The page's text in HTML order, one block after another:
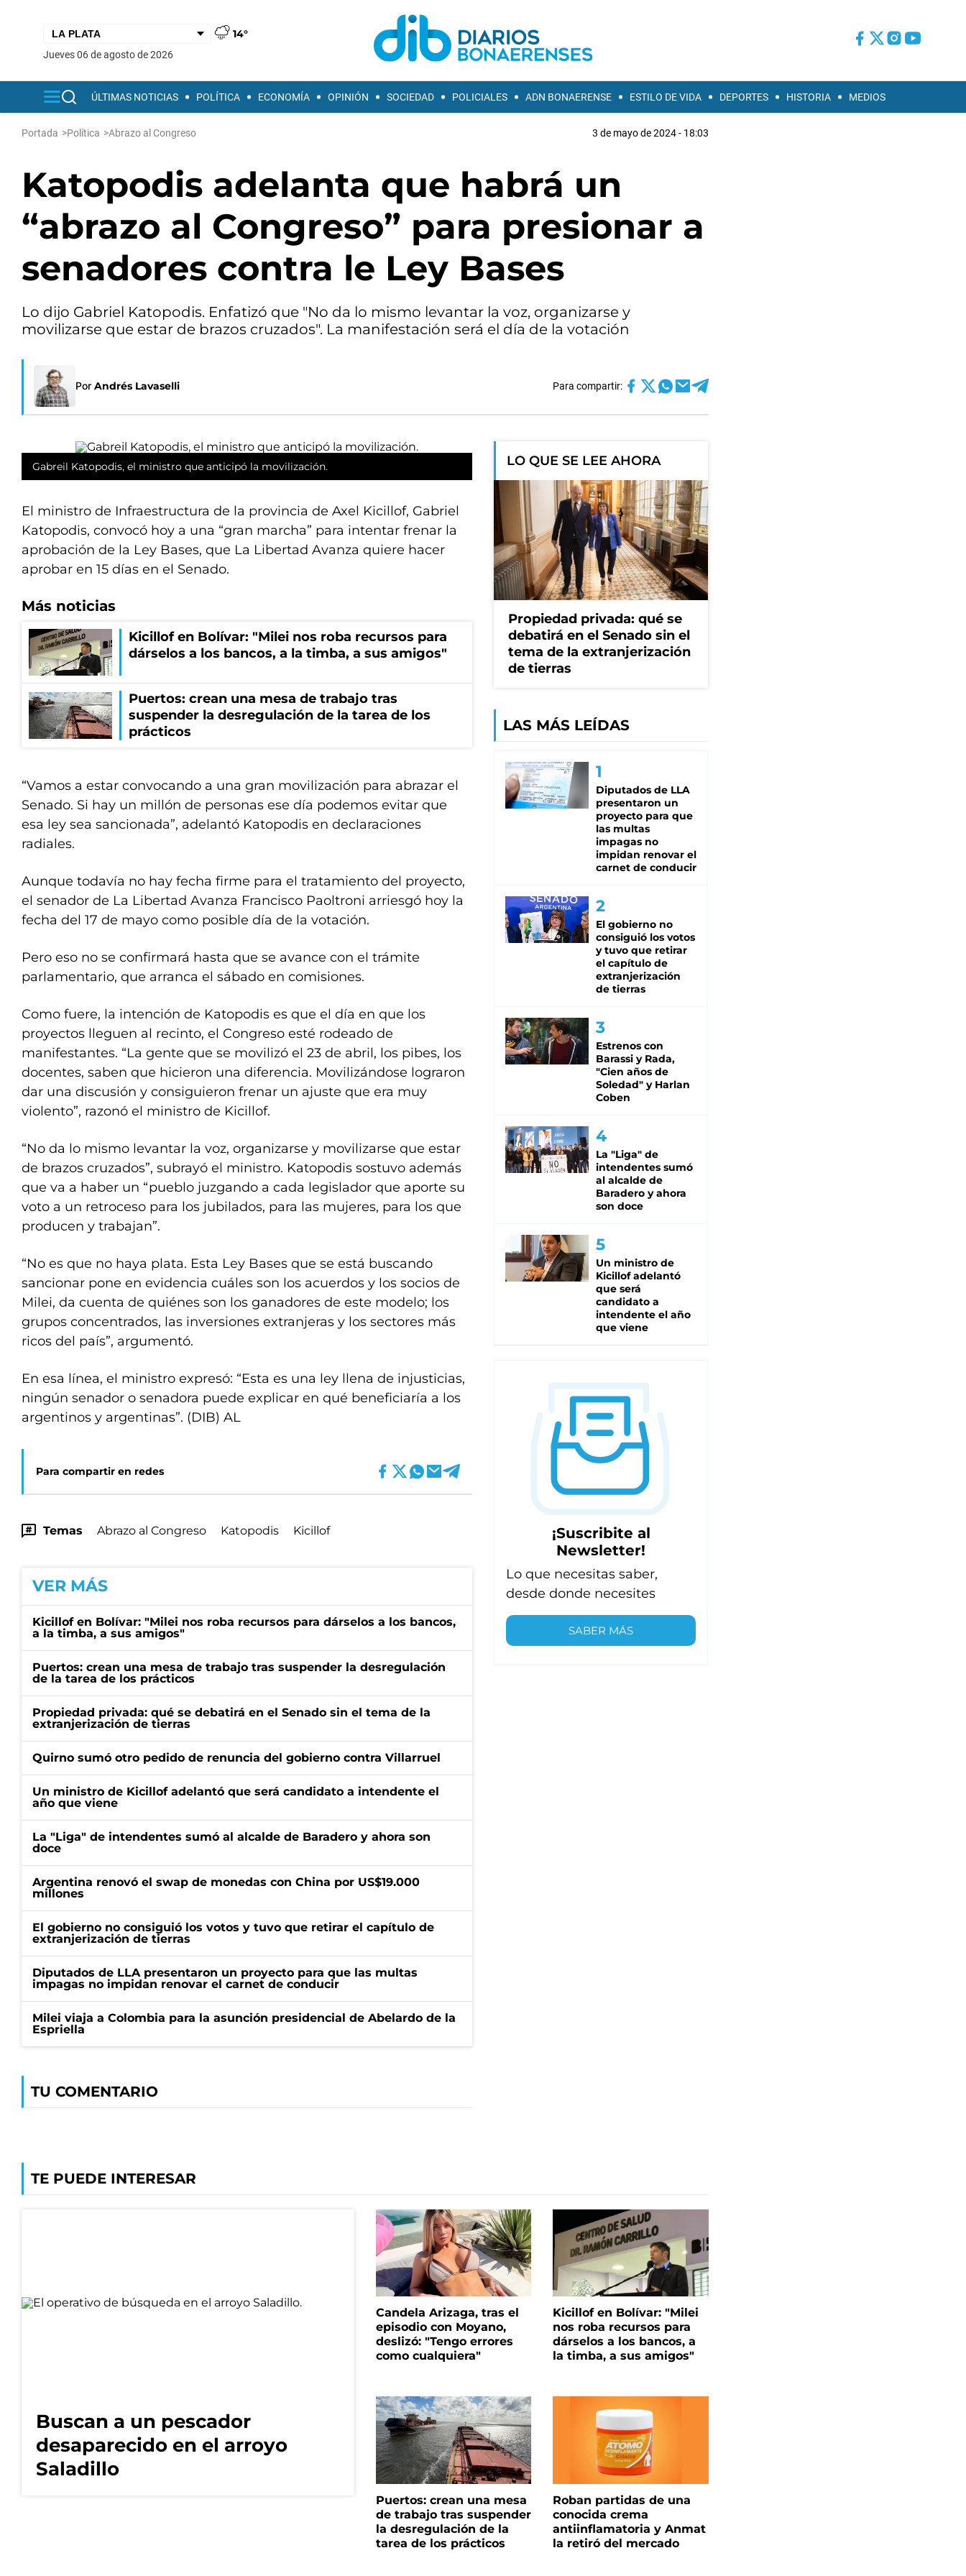
14°
jueves 06 de agosto de 2026
ÚLTIMAS NOTICIAS POLÍTICA ECONOMÍA OPINIÓN SOCIEDAD POLICIALES ADN BONAERENSE ESTILO DE VIDA DEPORTES HISTORIA MEDIOS
Portada >Política >Abrazo al Congreso 3 de mayo de 2024 - 18:03
Katopodis adelanta que habrá un
“abrazo al Congreso” para presionar a
senadores contra le Ley Bases
Lo dijo Gabriel Katopodis. Enfatizó que "No da lo mismo levantar la voz, organizarse y
movilizarse que estar de brazos cruzados". La manifestación será el día de la votación
Por Andrés Lavaselli Para compartir:
Gabreil Katopodis, el ministro que anticipó la movilización.
El ministro de Infraestructura de la provincia de Axel Kicillof, Gabriel
Katopodis, convocó hoy a una “gran marcha” para intentar frenar la
aprobación de la Ley Bases, que La Libertad Avanza quiere hacer
aprobar en 15 días en el Senado.
Más noticias
Kicillof en Bolívar: "Milei nos roba recursos para
dárselos a los bancos, a la timba, a sus amigos"
Puertos: crean una mesa de trabajo tras
suspender la desregulación de la tarea de los
prácticos
“Vamos a estar convocando a una gran movilización para abrazar el
Senado. Si hay un millón de personas ese día podemos evitar que
esa ley sea sancionada”, adelantó Katopodis en declaraciones
radiales.
Aunque todavía no hay fecha firme para el tratamiento del proyecto,
el senador de La Libertad Avanza Francisco Paoltroni arriesgó hoy la
fecha del 17 de mayo como posible día de la votación.
Pero eso no se confirmará hasta que se avance con el trámite
parlamentario, que arranca el sábado en comisiones.
Como fuere, la intención de Katopodis es que el día en que los
proyectos lleguen al recinto, el Congreso esté rodeado de
manifestantes. “La gente que se movilizó el 23 de abril, los pibes, los
docentes, saben que hicieron una diferencia. Movilizándose lograron
dar una discusión y consiguieron frenar un ajuste que era muy
violento”, razonó el ministro de Kicillof.
“No da lo mismo levantar la voz, organizarse y movilizarse que estar
de brazos cruzados”, subrayó el ministro. Katopodis sostuvo además
que va a haber un “pueblo juzgando a cada legislador que aporte su
voto a un retroceso para los jubilados, para las mujeres, para los que
producen y trabajan”.
“No es que no haya plata. Esta Ley Bases que se está buscando
sancionar pone en evidencia cuáles son los acuerdos y los socios de
Milei, da cuenta de quiénes son los ganadores de este modelo; los
grupos concentrados, las inversiones extranjeras y los sectores más
ricos del país”, argumentó.
En esa línea, el ministro expresó: “Esta es una ley llena de injusticias,
ningún senador o senadora puede explicar en qué beneficiaría a los
argentinos y argentinas”. (DIB) AL
Para compartir en redes
Temas Abrazo al Congreso Katopodis Kicillof
VER MÁS
Kicillof en Bolívar: "Milei nos roba recursos para dárselos a los bancos,
a la timba, a sus amigos"
Puertos: crean una mesa de trabajo tras suspender la desregulación
de la tarea de los prácticos
Propiedad privada: qué se debatirá en el Senado sin el tema de la
extranjerización de tierras
Quirno sumó otro pedido de renuncia del gobierno contra Villarruel
Un ministro de Kicillof adelantó que será candidato a intendente el
año que viene
La "Liga" de intendentes sumó al alcalde de Baradero y ahora son
doce
Argentina renovó el swap de monedas con China por US$19.000
millones
El gobierno no consiguió los votos y tuvo que retirar el capítulo de
extranjerización de tierras
Diputados de LLA presentaron un proyecto para que las multas
impagas no impidan renovar el carnet de conducir
Milei viaja a Colombia para la asunción presidencial de Abelardo de la
Espriella
TU COMENTARIO
LO QUE SE LEE AHORA
Propiedad privada: qué se
debatirá en el Senado sin el
tema de la extranjerización
de tierras
LAS MÁS LEÍDAS
Diputados de LLA
presentaron un
proyecto para que
las multas
impagas no
impidan renovar el
carnet de conducir
El gobierno no
consiguió los votos
y tuvo que retirar
el capítulo de
extranjerización
de tierras
Estrenos con
Barassi y Rada,
"Cien años de
Soledad" y Harlan
Coben
La "Liga" de
intendentes sumó
al alcalde de
Baradero y ahora
son doce
Un ministro de
Kicillof adelantó
que será
candidato a
intendente el año
que viene
¡Suscribite al
Newsletter!
Lo que necesitas saber,
desde donde necesites
SABER MÁS
TE PUEDE INTERESAR
Buscan a un pescador
desaparecido en el arroyo
Saladillo
Candela Arizaga, tras el
episodio con Moyano,
deslizó: "Tengo errores
como cualquiera"
Kicillof en Bolívar: "Milei
nos roba recursos para
dárselos a los bancos, a
la timba, a sus amigos"
Puertos: crean una mesa
de trabajo tras suspender
la desregulación de la
tarea de los prácticos
Roban partidas de una
conocida crema
antiinflamatoria y Anmat
la retiró del mercado